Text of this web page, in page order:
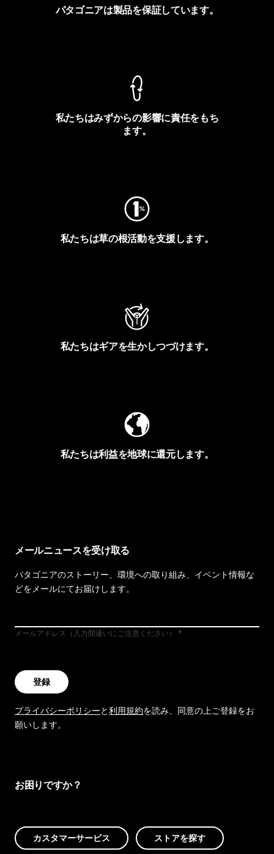
パタゴニアは製品を保証しています。
私たちはみずからの影響に責任をもち
ます。
私たちは草の根活動を支援します。
私たちはギアを生かしつづけます。
私たちは利益を地球に還元します。
メールニュースを受け取る
パタゴニアのストーリー、環境への取り組み、イベント情報な
どをメールにてお届けします。
メールアドレス（入力間違いにご注意ください）
登録
プライバシーポリシーと利用規約を読み、同意の上ご登録をお
願いします。
お困りですか？
カスタマーサービス ストアを探す